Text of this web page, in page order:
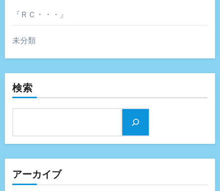
『ＲＣ・・・』
未分類
検索
アーカイブ